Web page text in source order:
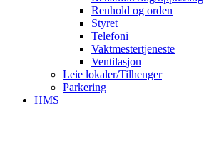
Renhold og orden
Styret
Telefoni
Vaktmestertjeneste
Ventilasjon
Leie lokaler/Tilhenger
Parkering
HMS